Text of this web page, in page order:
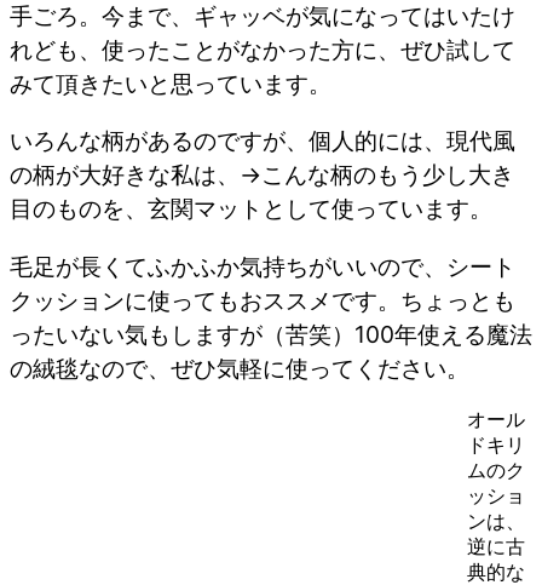
手ごろ。今まで、ギャッベが気になってはいたけ
れども、使ったことがなかった方に、ぜひ試して
みて頂きたいと思っています。
いろんな柄があるのですが、個人的には、現代風
の柄が大好きな私は、→こんな柄のもう少し大き
目のものを、玄関マットとして使っています。
毛足が長くてふかふか気持ちがいいので、シート
クッションに使ってもおススメです。ちょっとも
ったいない気もしますが（苦笑）100年使える魔法
の絨毯なので、ぜひ気軽に使ってください。
オール
ドキリ
ムのク
ッショ
ンは、
逆に古
典的な